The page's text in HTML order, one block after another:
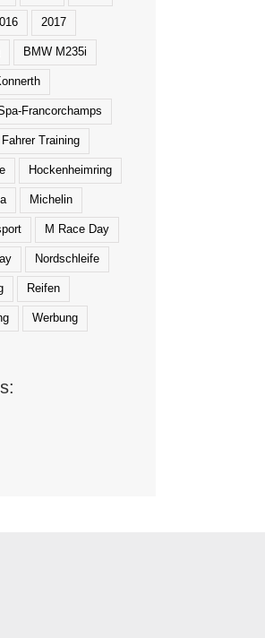
2017
BMW M235i
Francorchamps
Fahrer Training
Hockenheimring
Michelin
M Race Day
Nordschleife
Reifen
Werbung